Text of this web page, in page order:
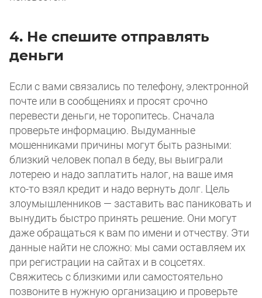
4. Не спешите отправлять
деньги
Если с вами связались по телефону, электронной
почте или в сообщениях и просят срочно
перевести деньги, не торопитесь. Сначала
проверьте информацию. Выдуманные
мошенниками причины могут быть разными:
близкий человек попал в беду, вы выиграли
лотерею и надо заплатить налог, на ваше имя
кто-то взял кредит и надо вернуть долг. Цель
злоумышленников — заставить вас паниковать и
вынудить быстро принять решение. Они могут
даже обращаться к вам по имени и отчеству. Эти
данные найти не сложно: мы сами оставляем их
при регистрации на сайтах и в соцсетях.
Свяжитесь с близкими или самостоятельно
позвоните в нужную организацию и проверьте